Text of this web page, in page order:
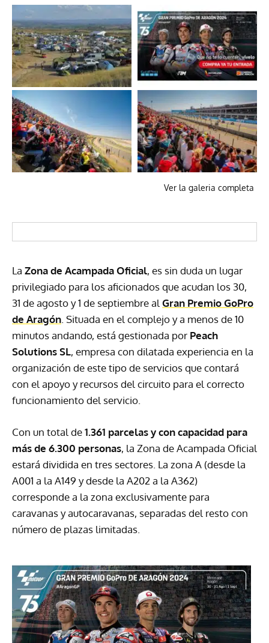
Ver la galeria completa
La Zona de Acampada Oficial, es sin duda un lugar
privilegiado para los aficionados que acudan los 30,
31 de agosto y 1 de septiembre al Gran Premio GoPro
de Aragón . Situada en el complejo y a menos de 10
minutos andando, está gestionada por Peach
Solutions SL, empresa con dilatada experiencia en la
organización de este tipo de servicios que contará
con el apoyo y recursos del circuito para el correcto
funcionamiento del servicio.
Con un total de1.361 parcelas y con capacidad para
más de 6.300 personas, la Zona de Acampada Oficial
estará dividida en tres sectores. La zona A (desde la
A001 a la A149 y desde la A202 a la A362)
corresponde a la zona exclusivamente para
caravanas y autocaravanas, separadas del resto con
número de plazas limitadas.